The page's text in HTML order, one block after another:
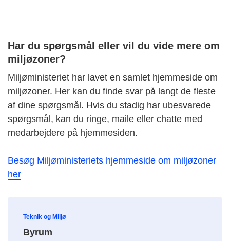
Har du spørgsmål eller vil du vide mere om
miljøzoner?
Miljøministeriet har lavet en samlet hjemmeside om
miljøzoner. Her kan du finde svar på langt de fleste
af dine spørgsmål. Hvis du stadig har ubesvarede
spørgsmål, kan du ringe, maile eller chatte med
medarbejdere på hjemmesiden.
Besøg Miljøministeriets hjemmeside om miljøzoner
her
Teknik og Miljø
Byrum